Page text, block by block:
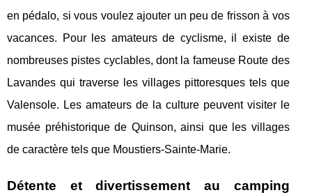
en pédalo, si vous voulez ajouter un peu de frisson à vos
vacances. Pour les amateurs de cyclisme, il existe de
nombreuses pistes cyclables, dont la fameuse Route des
Lavandes qui traverse les villages pittoresques tels que
Valensole. Les amateurs de la culture peuvent visiter le
musée préhistorique de Quinson, ainsi que les villages
de caractère tels que Moustiers-Sainte-Marie.
Détente et divertissement au camping